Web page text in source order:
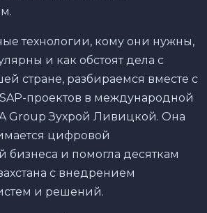
технологии, кому они нужны,
и как обстоят дела с
стране, разбираемся вместе с
проектов в международной
Group Зухрой Ливицкой. Она
цифровой
бизнеса и помогла десяткам
с внедрением
и решений.